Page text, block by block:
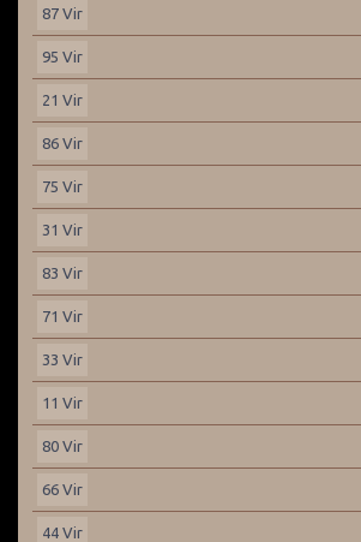
87 Vir
95 Vir
21 Vir
86 Vir
75 Vir
31 Vir
83 Vir
71 Vir
33 Vir
11 Vir
80 Vir
66 Vir
44 Vir